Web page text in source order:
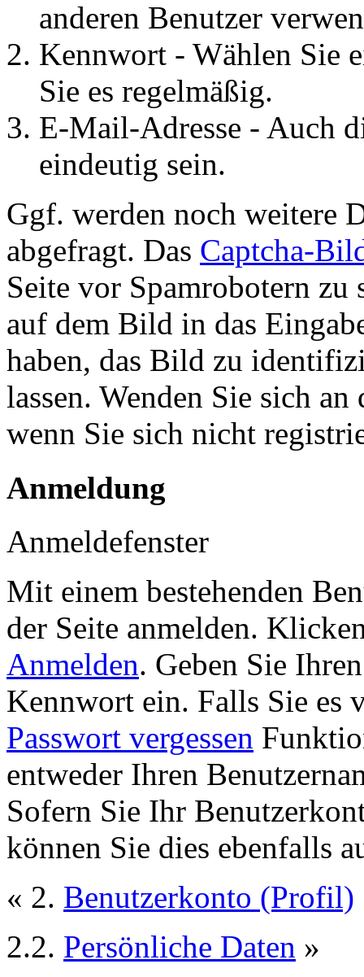
anderen Benutzer
Kennwort - Wählen Sie
Sie es regelmäßig.
E-Mail-Adresse - Auch
eindeutig sein.
Ggf. werden noch weitere
abgefragt. Das Captcha-
Seite vor Spamrobotern zu
auf dem Bild in das
haben, das Bild zu
lassen. Wenden Sie sich
wenn Sie sich nicht
Anmeldung
Anmeldefenster
Mit einem bestehenden
der Seite anmelden.
Anmelden. Geben Sie
Kennwort ein. Falls Sie es
Passwort vergessen
entweder Ihren
Sofern Sie Ihr
können Sie dies ebenfalls
« 2. Benutzerkonto (Profil)
2.2. Persönliche Daten »